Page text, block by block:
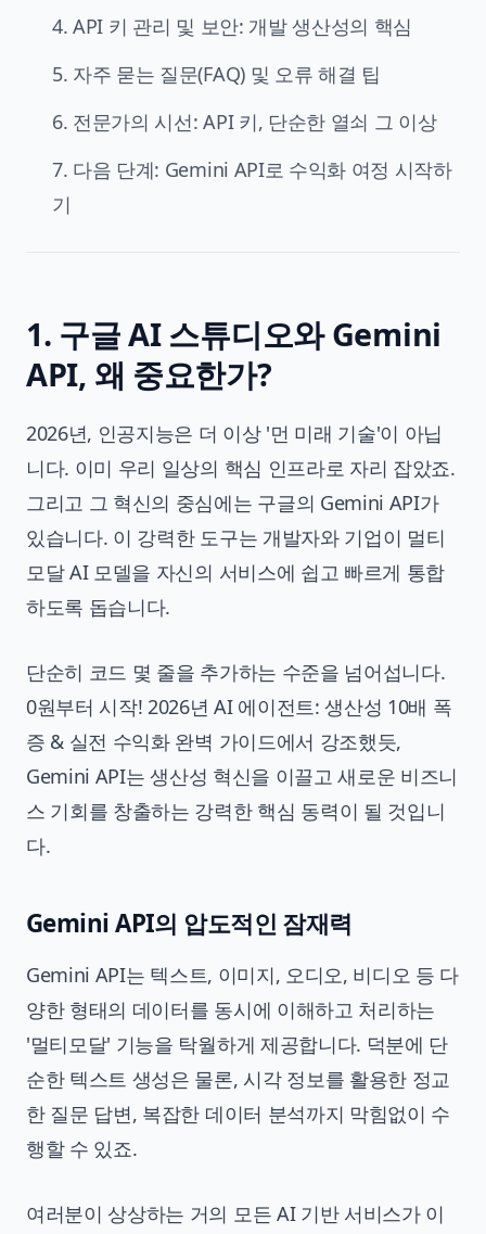
4. API 키 관리 및 보안: 개발 생산성의 핵심
5. 자주 묻는 질문(FAQ) 및 오류 해결 팁
6. 전문가의 시선: API 키, 단순한 열쇠 그 이상
7. 다음 단계: Gemini API로 수익화 여정 시작하
기
1. 구글 AI 스튜디오와 Gemini
API, 왜 중요한가?
2026년, 인공지능은 더 이상 '먼 미래 기술'이 아닙
니다. 이미 우리 일상의 핵심 인프라로 자리 잡았죠.
그리고 그 혁신의 중심에는 구글의 Gemini API가
있습니다. 이 강력한 도구는 개발자와 기업이 멀티
모달 AI 모델을 자신의 서비스에 쉽고 빠르게 통합
하도록 돕습니다.
단순히 코드 몇 줄을 추가하는 수준을 넘어섭니다.
0원부터 시작! 2026년 AI 에이전트: 생산성 10배 폭
증 & 실전 수익화 완벽 가이드에서 강조했듯,
Gemini API는 생산성 혁신을 이끌고 새로운 비즈니
스 기회를 창출하는 강력한 핵심 동력이 될 것입니
다.
Gemini API의 압도적인 잠재력
Gemini API는 텍스트, 이미지, 오디오, 비디오 등 다
양한 형태의 데이터를 동시에 이해하고 처리하는
'멀티모달' 기능을 탁월하게 제공합니다. 덕분에 단
순한 텍스트 생성은 물론, 시각 정보를 활용한 정교
한 질문 답변, 복잡한 데이터 분석까지 막힘없이 수
행할 수 있죠.
여러분이 상상하는 거의 모든 AI 기반 서비스가 이